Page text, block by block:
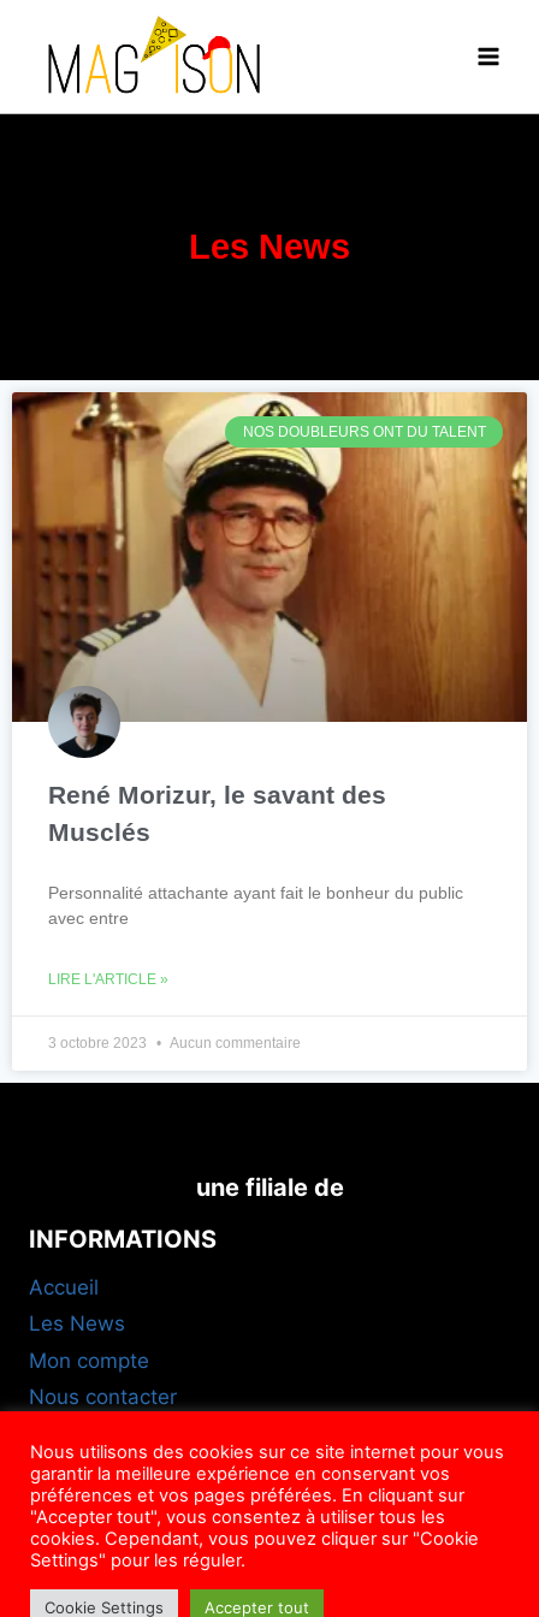
Les News
NOS DOUBLEURS ONT DU TALENT
René Morizur, le savant des
Musclés
Personnalité attachante ayant fait le bonheur du public
avec entre
LIRE L'ARTICLE »
3 octobre 2023 Aucun commentaire
une filiale de
INFORMATIONS
Accueil
Les News
Mon compte
Nous contacter
CGU
NOUS SUIVRE
Nous utilisons des cookies sur ce site internet pour vous
garantir la meilleure expérience en conservant vos
préférences et vos pages préférées. En cliquant sur
"Accepter tout", vous consentez à utiliser tous les
cookies. Cependant, vous pouvez cliquer sur "Cookie
Settings" pour les réguler.
Cookie Settings Accepter tout